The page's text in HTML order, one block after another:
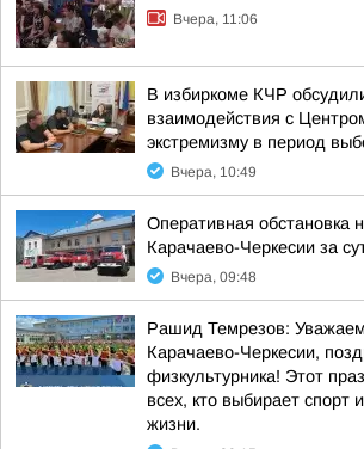
Вчера, 11:06
В избиркоме КЧР
взаимодействия с
экстремизму в период
Вчера, 10:49
Оперативная обстановка
Карачаево-Черкесии за
Вчера, 09:48
Рашид Темрезов:
Карачаево-Черкесии,
физкультурника! Этот
всех, кто выбирает спорт
жизни.